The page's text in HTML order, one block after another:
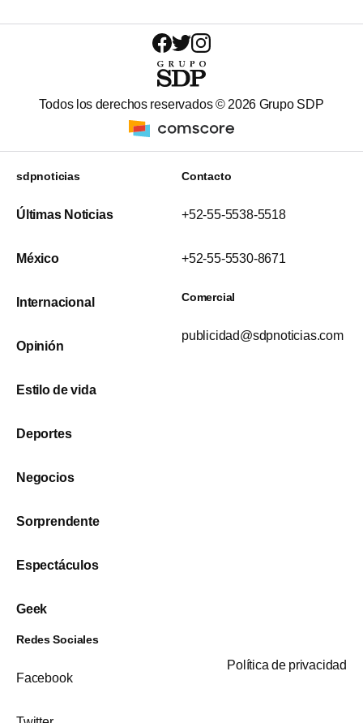
Todos los derechos reservados © 2026 Grupo SDP
sdpnoticias
Últimas Noticias
México
Internacional
Opinión
Estilo de vida
Deportes
Negocios
Sorprendente
Espectáculos
Geek
Contacto
+52-55-5538-5518
+52-55-5530-8671
Comercial
publicidad@sdpnoticias.com
Redes Sociales
Facebook
Política de privacidad